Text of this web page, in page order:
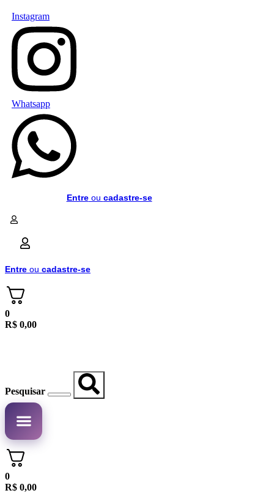
para
conteúdo
Instagram
Whatsapp
Entreou cadastre-se
Entre ou cadastre-se
0
R$ 0,00
Pesquisar
0
R$ 0,00